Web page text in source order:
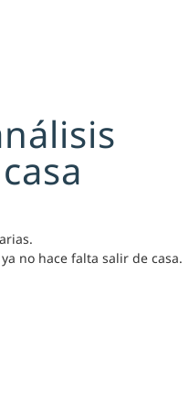
no hace falta salir de casa.